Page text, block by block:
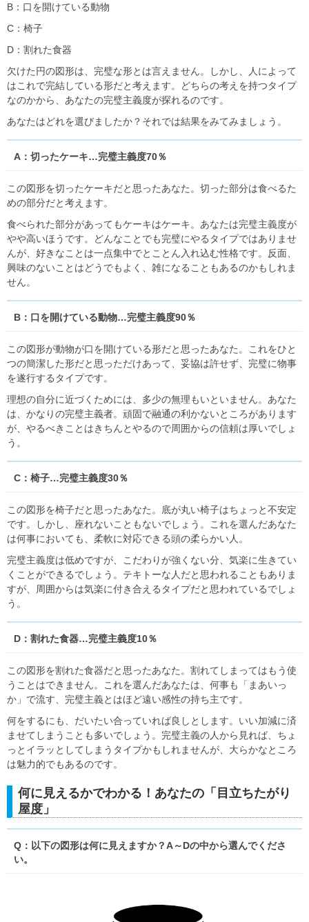
B：口を開けている動物
C：椅子
D：割れた食器
欠けた円の図形は、完璧な形とは言えません。しかし、人によって
はこれで完結している形だと考えます。どちらの考えを持つタイプ
なのかから、あなたの完璧主義度が探れるのです。
あなたはどれを選びましたか？それでは結果をみてみましょう。
A：切ったケーキ…完璧主義度70％
この図形を切ったケーキだと思ったあなた。切った部分は食べるた
めの部分だと考えます。
食べられた部分があってもケーキはケーキ。あなたは完璧主義度が
やや高いほうです。どんなことでも完璧にやるタイプではありませ
んが、好きなことは一点集中でとことん入れ込む性格です。反面、
興味のないことはどうでもよく、雑になることもあるのかもしれま
せん。
B：口を開けている動物…完璧主義度90％
この図形が動物が口を開けている形だと思ったあなた。これをひと
つの簡潔した形だと思っただけあって、妥協は許せず、完璧に物事
を遂行するタイプです。
理想の自分に近づくためには、多少の無理もいといません。あなた
は、かなりの完璧主義者。頑固で融通の利かないところがあります
が、やるべきことはきちんとやるので周囲からの信頼は厚いでしょ
う。
C：椅子…完璧主義度30％
この図形を椅子だと思ったあなた。底が丸い椅子はちょっと不安定
です。しかし、座れないこともないでしょう。これを選んだあなた
は何事においても、柔軟に対応できる頭の柔らかい人。
完璧主義度は低めですが、こだわりが強くない分、気楽に生きてい
くことができるでしょう。テキトーな人だと思われることもありま
すが、周囲からは気楽に付き合えるタイプだと思われているでしょ
う。
D：割れた食器…完璧主義度10％
この図形を割れた食器だと思ったあなた。割れてしまってはもう使
うことはできません。これを選んだあなたは、何事も「まあいっ
か」で流す、完璧主義とはほど遠い感性の持ち主です。
何をするにも、だいたい合っていれば良しとします。いい加減に済
ませてしまうことも多いでしょう。完璧主義の人から見れば、ちょ
っとイラッとしてしまうタイプかもしれませんが、大らかなところ
は魅力的でもあるのです。
何に見えるかでわかる！あなたの「目立ちたがり
屋度」
Q：以下の図形は何に見えますか？A～Dの中から選んでくださ
い。